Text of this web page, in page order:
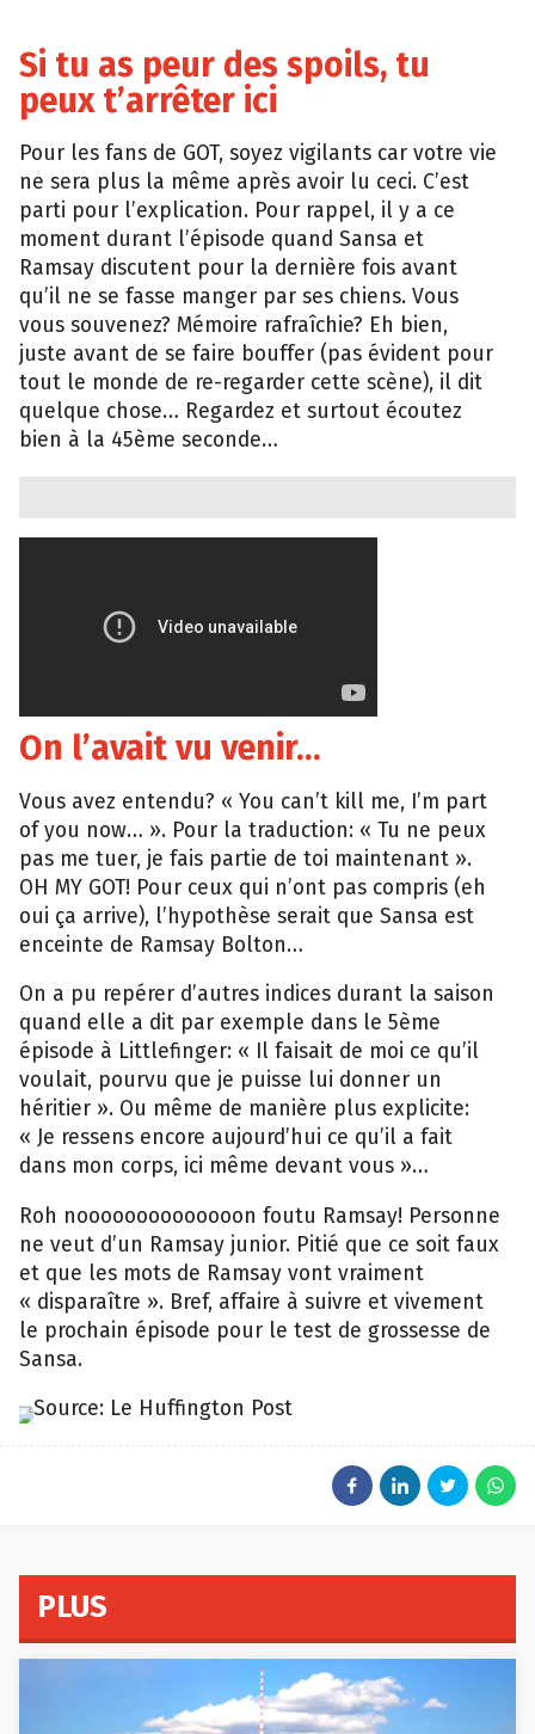
Si tu as peur des spoils, tu
peux t’arrêter ici
Pour les fans de GOT, soyez vigilants car votre vie
ne sera plus la même après avoir lu ceci. C’est
parti pour l’explication. Pour rappel, il y a ce
moment durant l’épisode quand Sansa et
Ramsay discutent pour la dernière fois avant
qu’il ne se fasse manger par ses chiens. Vous
vous souvenez? Mémoire rafraîchie? Eh bien,
juste avant de se faire bouffer (pas évident pour
tout le monde de re-regarder cette scène), il dit
quelque chose… Regardez et surtout écoutez
bien à la 45ème seconde…
On l’avait vu venir…
Vous avez entendu? « You can’t kill me, I’m part
of you now… ». Pour la traduction: « Tu ne peux
pas me tuer, je fais partie de toi maintenant ».
OH MY GOT! Pour ceux qui n’ont pas compris (eh
oui ça arrive), l’hypothèse serait que Sansa est
enceinte de Ramsay Bolton…
On a pu repérer d’autres indices durant la saison
quand elle a dit par exemple dans le 5ème
épisode à Littlefinger: « Il faisait de moi ce qu’il
voulait, pourvu que je puisse lui donner un
héritier ». Ou même de manière plus explicite:
« Je ressens encore aujourd’hui ce qu’il a fait
dans mon corps, ici même devant vous »…
Roh noooooooooooooon foutu Ramsay! Personne
ne veut d’un Ramsay junior. Pitié que ce soit faux
et que les mots de Ramsay vont vraiment
« disparaître ». Bref, affaire à suivre et vivement
le prochain épisode pour le test de grossesse de
Sansa.
APE
Source: Le Huffington Post
PLUS